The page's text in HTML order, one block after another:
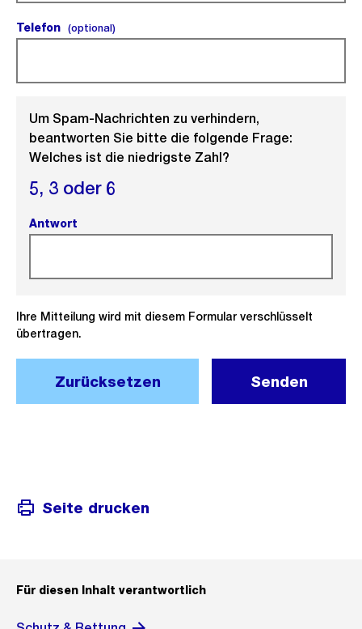
Telefon (optional)(optional).
Um Spam-Nachrichten zu verhindern,
beantworten Sie bitte die folgende Frage:
Welches ist die niedrigste Zahl?
5, 3 oder 6
Antwort
Ihre Mitteilung wird mit diesem Formular verschlüsselt
übertragen.
Zurücksetzen Senden
Seite drucken
Für diesen Inhalt verantwortlich